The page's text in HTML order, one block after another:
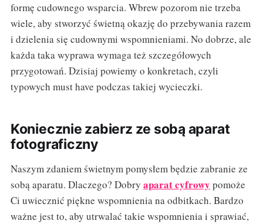
formę cudownego wsparcia. Wbrew pozorom nie trzeba
wiele, aby stworzyć świetną okazję do przebywania razem
i dzielenia się cudownymi wspomnieniami. No dobrze, ale
każda taka wyprawa wymaga też szczegółowych
przygotowań. Dzisiaj powiemy o konkretach, czyli
typowych must have podczas takiej wycieczki.
Koniecznie zabierz ze sobą aparat
fotograficzny
Naszym zdaniem świetnym pomysłem będzie zabranie ze
sobą aparatu. Dlaczego? Dobry aparat cyfrowy pomoże
Ci uwiecznić piękne wspomnienia na odbitkach. Bardzo
ważne jest to, aby utrwalać takie wspomnienia i sprawiać,